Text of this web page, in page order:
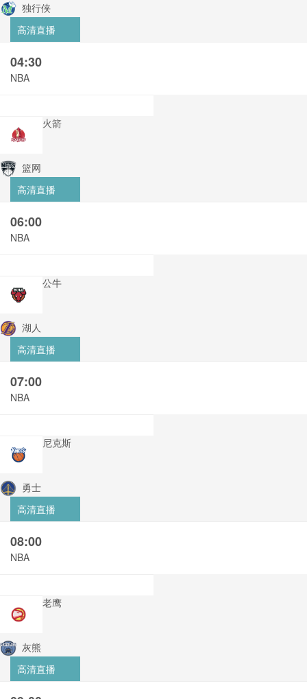
独行侠
高清直播
04:30
NBA
火箭
篮网
高清直播
06:00
NBA
公牛
湖人
高清直播
07:00
NBA
尼克斯
勇士
高清直播
08:00
NBA
老鹰
灰熊
高清直播